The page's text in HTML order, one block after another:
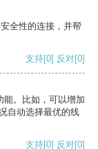
全性的连接，并帮
支持[0] 反对[0]
能。比如，可以增加
自动选择最优的线
支持[0] 反对[0]